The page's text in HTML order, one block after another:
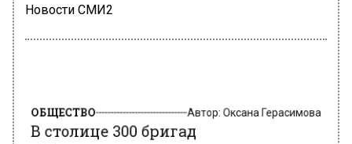
Новости СМИ2
В столице 300 бригад
«Мосводостока» переведены в